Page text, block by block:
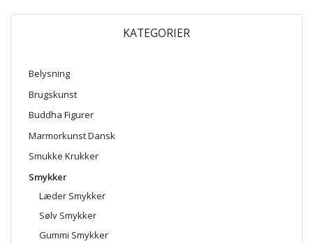
KATEGORIER
Belysning
Brugskunst
Buddha Figurer
Marmorkunst Dansk
Smukke Krukker
Smykker
Læder Smykker
Sølv Smykker
Gummi Smykker